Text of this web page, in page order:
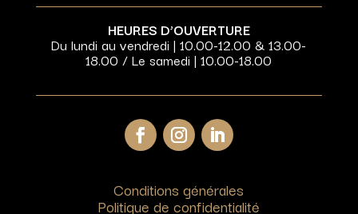
HEURES D’OUVERTURE
Du lundi au vendredi | 10.00-12.00 & 13.00-
18.00 / Le samedi | 10.00-18.00
Conditions générales
Politique de confidentialité